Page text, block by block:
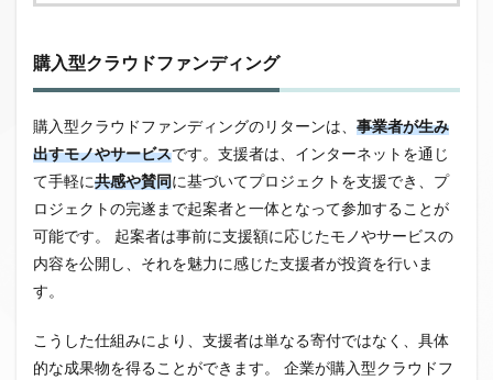
購入型クラウドファンディング
購入型クラウドファンディングのリターンは、 事業者が生み
出すモノやサービスです。支援者は、インターネットを通じ
て手軽に共感や賛同に基づいてプロジェクトを支援でき、プ
ロジェクトの完遂まで起案者と一体となって参加することが
可能です。
起案者は事前に支援額に応じたモノやサービスの
内容を公開し、それを魅力に感じた支援者が投資を行いま
す。
こうした仕組みにより、支援者は単なる寄付ではなく、具体
的な成果物を得ることができます。
企業が購入型クラウドフ